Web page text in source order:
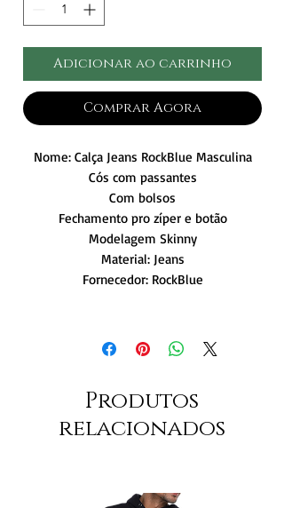
Adicionar ao carrinho
Comprar Agora
Nome: Calça Jeans RockBlue Masculina
Cós com passantes
Com bolsos
Fechamento pro zíper e botão
Modelagem Skinny
Material: Jeans
Fornecedor: RockBlue
Produtos
relacionados